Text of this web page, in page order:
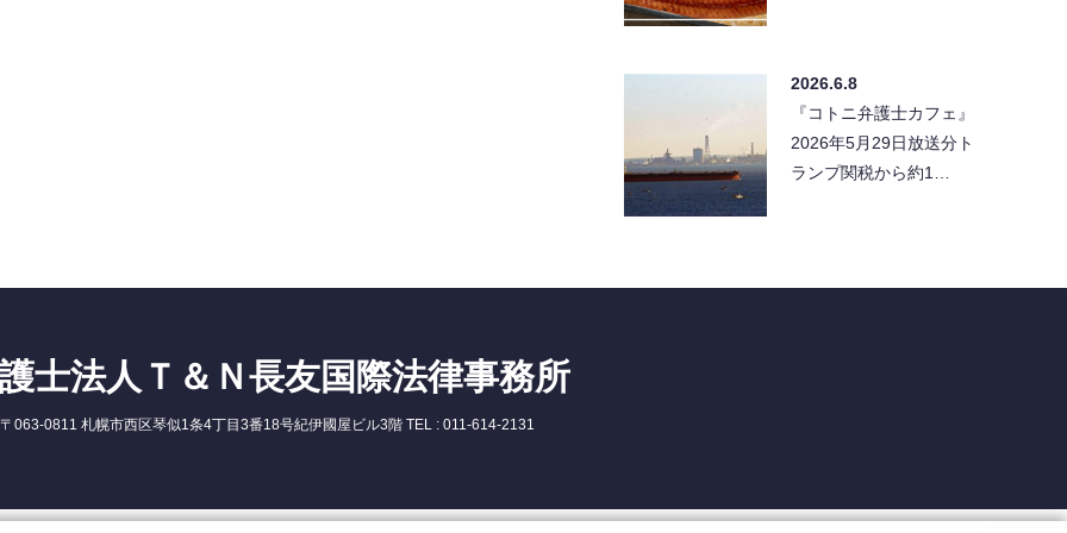
2026.6.8
『コトニ弁護士カフェ』
2026年5月29日放送分ト
ランプ関税から約1…
士法人Ｔ＆Ｎ長友国際法律事務所
〒063-0811 札幌市西区琴似1条4丁目3番18号紀伊國屋ビル3階 TEL : 011-614-2131